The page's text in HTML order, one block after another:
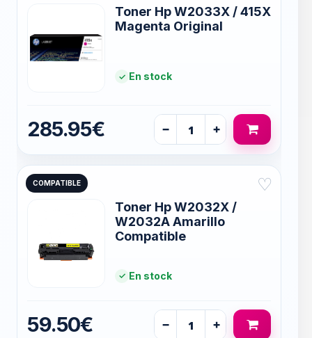
Toner Hp W2033X / 415X
Magenta Original
En stock
285.95€ − +
COMPATIBLE ♡
Toner Hp W2032X /
W2032A Amarillo
Compatible
En stock
59.50€ − +